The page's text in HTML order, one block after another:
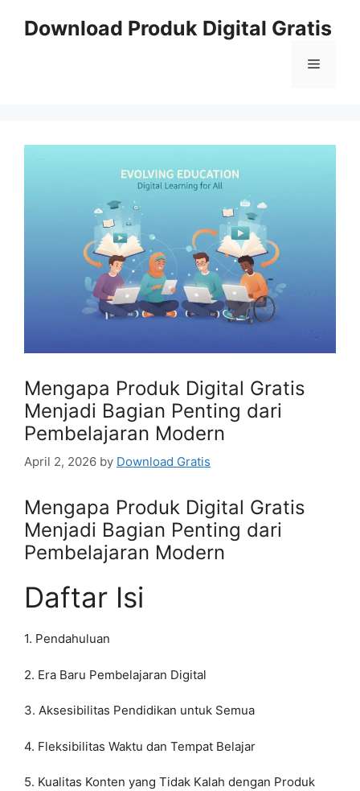
Download Produk Digital Gratis
Menu
Mengapa Produk Digital Gratis
Menjadi Bagian Penting dari
Pembelajaran Modern
April 2, 2026 by Download Gratis
Mengapa Produk Digital Gratis
Menjadi Bagian Penting dari
Pembelajaran Modern
Daftar Isi
1. Pendahuluan
2. Era Baru Pembelajaran Digital
3. Aksesibilitas Pendidikan untuk Semua
4. Fleksibilitas Waktu dan Tempat Belajar
5. Kualitas Konten yang Tidak Kalah dengan Produk